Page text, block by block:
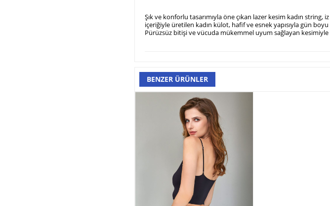
Şık ve konforlu tasarımıyla öne çıkan lazer kesim kadın
içeriğiyle üretilen kadın külot, hafif ve esnek yapısıyla gün
Pürüzsüz bitişi ve vücuda mükemmel uyum sağlayan
BENZER ÜRÜNLER